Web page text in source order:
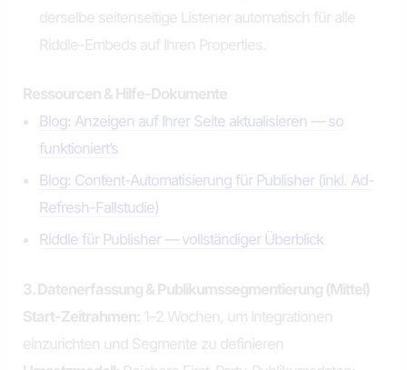
derselbe seitenseitige Listener automatisch für alle
Riddle-Embeds auf Ihren Properties.
Ressourcen & Hilfe-Dokumente
Blog: Anzeigen auf Ihrer Seite aktualisieren — so
funktioniert’s
Blog: Content-Automatisierung für Publisher (inkl. Ad-
Refresh-Fallstudie)
Riddle für Publisher — vollständiger Überblick
3. Datenerfassung & Publikumssegmentierung (Mittel)
Start-Zeitrahmen: 1–2 Wochen, um Integrationen
einzurichten und Segmente zu definieren